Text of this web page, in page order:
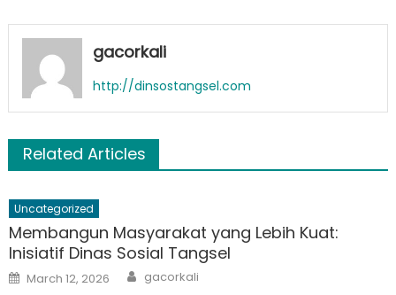
gacorkali
http://dinsostangsel.com
Related Articles
Uncategorized
Membangun Masyarakat yang Lebih Kuat:
Inisiatif Dinas Sosial Tangsel
Posted
on
March 12, 2026 Author
gacorkali